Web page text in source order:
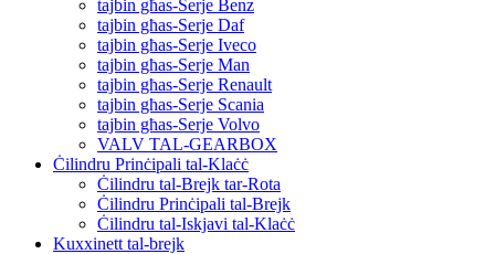
tajbin għas-Serje Benz
tajbin għas-Serje Daf
tajbin għas-Serje Iveco
tajbin għas-Serje Man
tajbin għas-Serje Renault
tajbin għas-Serje Scania
tajbin għas-Serje Volvo
VALV TAL-GEARBOX
Ċilindru Prinċipali tal-Klaċċ
Ċilindru tal-Brejk tar-Rota
Ċilindru Prinċipali tal-Brejk
Ċilindru tal-Iskjavi tal-Klaċċ
Kuxxinett tal-brejk